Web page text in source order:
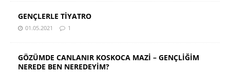
GENÇLERLE TİYATRO
01.05.2021 1
GÖZÜMDE CANLANIR KOSKOCA MAZİ – GENÇLİĞİM
NEREDE BEN NEREDEYİM?